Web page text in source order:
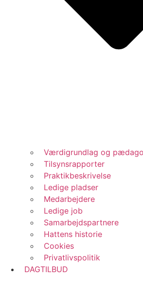
Værdigrundlag og
Tilsynsrapporter
Praktikbeskrivelse
Ledige pladser
Medarbejdere
Ledige job
Samarbejdspartnere
Hattens historie
Cookies
Privatlivspolitik
DAGTILBUD